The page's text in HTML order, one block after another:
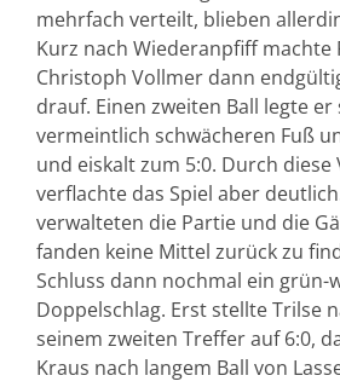
mehrfach verteilt, blieben
Kurz nach Wiederanpfiff machte
Christoph Vollmer dann
drauf. Einen zweiten Ball legte er
vermeintlich schwächeren Fuß
und eiskalt zum 5:0. Durch
verflachte das Spiel aber
verwalteten die Partie und die
fanden keine Mittel zurück zu
Schluss dann nochmal ein grün-
Doppelschlag. Erst stellte Trilse
seinem zweiten Treffer auf 6:0,
Kraus nach langem Ball von